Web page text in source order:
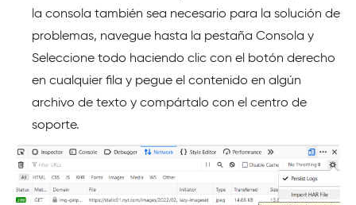
la consola también sea necesario para la solución de
problemas, navegue hasta la pestaña Consola y
Seleccione todo haciendo clic con el botón derecho
en cualquier fila y pegue el contenido en algún
archivo de texto y compártalo con el centro de
soporte.